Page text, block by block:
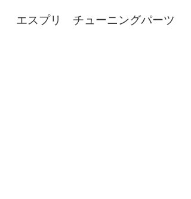
エスプリ チューニングパーツ